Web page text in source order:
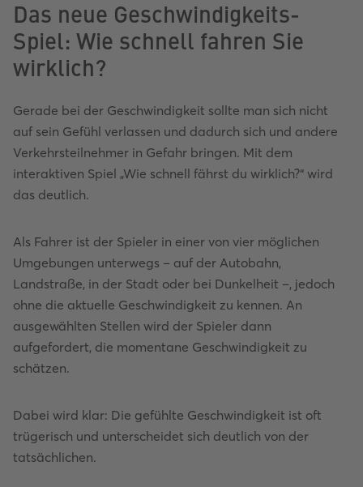
Das neue Geschwindigkeits-
Spiel: Wie schnell fahren Sie
wirklich?
Gerade bei der Geschwindigkeit sollte man sich nicht
auf sein Gefühl verlassen und dadurch sich und andere
Verkehrsteilnehmer in Gefahr bringen. Mit dem
interaktiven Spiel „Wie schnell fährst du wirklich?“ wird
das deutlich.
Als Fahrer ist der Spieler in einer von vier möglichen
Umgebungen unterwegs – auf der Autobahn,
Landstraße, in der Stadt oder bei Dunkelheit –, jedoch
ohne die aktuelle Geschwindigkeit zu kennen. An
ausgewählten Stellen wird der Spieler dann
aufgefordert, die momentane Geschwindigkeit zu
schätzen.
Dabei wird klar: Die gefühlte Geschwindigkeit ist oft
trügerisch und unterscheidet sich deutlich von der
tatsächlichen.